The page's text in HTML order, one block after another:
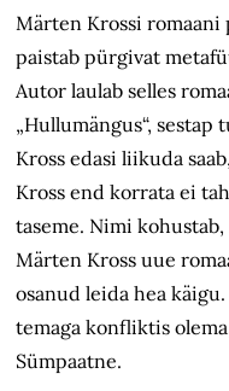
Märten Krossi
paistab pürgivat
Autor laulab selles
„Hullumängus“, sestap
Kross edasi liikuda
Kross end korrata ei
taseme. Nimi kohustab,
Märten Kross uue
osanud leida hea
temaga kon­fliktis
Sümpaatne.